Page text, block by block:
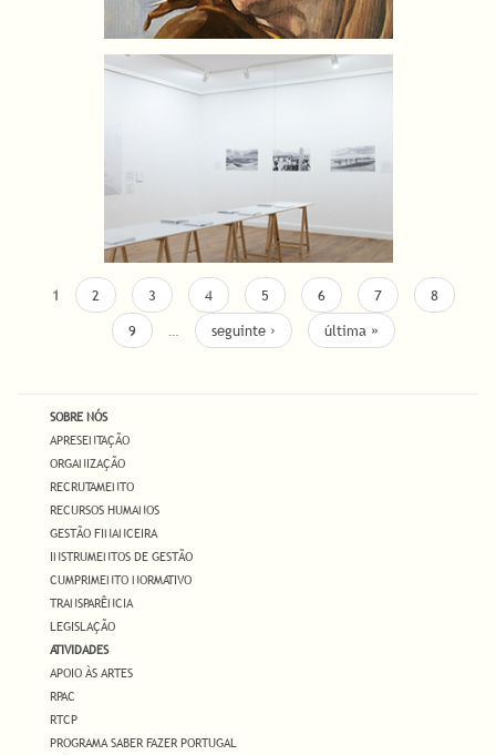
1 2 3 4 5 6 7
8
9
… seguinte › última »
SOBRE NÓS
APRESENTAÇÃO
ORGANIZAÇÃO
RECRUTAMENTO
RECURSOS HUMANOS
GESTÃO FINANCEIRA
INSTRUMENTOS DE GESTÃO
CUMPRIMENTO NORMATIVO
TRANSPARÊNCIA
LEGISLAÇÃO
ATIVIDADES
APOIO ÀS ARTES
RPAC
RTCP
PROGRAMA SABER FAZER PORTUGAL